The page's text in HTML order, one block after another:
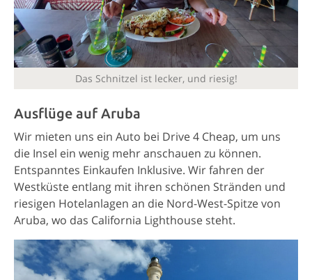
Das Schnitzel ist lecker, und riesig!
Ausflüge auf Aruba
Wir mieten uns ein Auto bei Drive 4 Cheap, um uns
die Insel ein wenig mehr anschauen zu können.
Entspanntes Einkaufen Inklusive. Wir fahren der
Westküste entlang mit ihren schönen Stränden und
riesigen Hotelanlagen an die Nord-West-Spitze von
Aruba, wo das California Lighthouse steht.